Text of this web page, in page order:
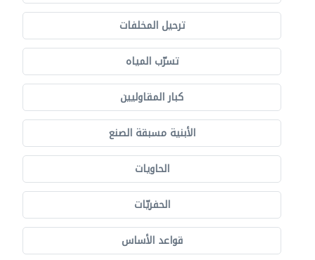
ترحيل المخلفات
تسرّب المياه
كبار المقاوليين
الأبنية مسبقة الصنع
الحاويات
الحفريّات
قواعد الأساس